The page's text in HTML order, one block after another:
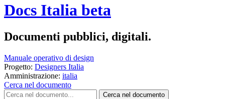
Docs Italia beta
Documenti pubblici, digitali.
Manuale operativo di design
Progetto: Designers Italia
Amministrazione: italia
Cerca nel documento
Cerca nel documento